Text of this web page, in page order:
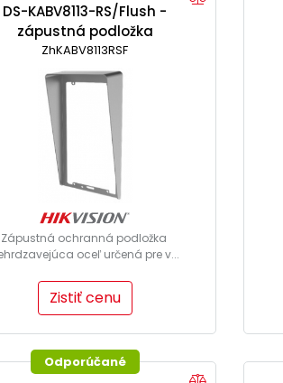
DS-KABV8113-RS/Flush -
zápustná podložka
ZhKABV8113RSF
Zápustná ochranná podložka
oceľ určená pre v...
Zistiť cenu
Odporúčané